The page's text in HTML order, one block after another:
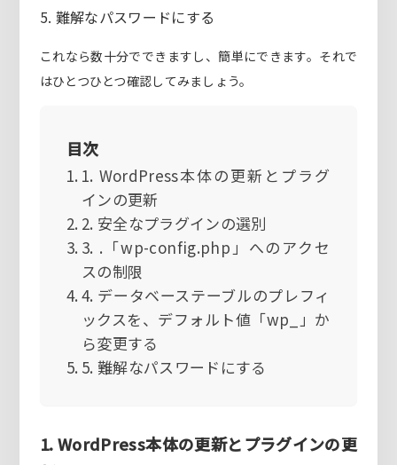
5. 難解なパスワードにする
これなら数十分でできますし、簡単にできます。それで
はひとつひとつ確認してみましょう。
目次
1. WordPress本体の更新とプラグ
インの更新
2. 安全なプラグインの選別
3. .「wp-config.php」へのアクセ
スの制限
4. データベーステーブルのプレフィ
ックスを、デフォルト値「wp_」か
ら変更する
5. 難解なパスワードにする
1. WordPress本体の更新とプラグインの更